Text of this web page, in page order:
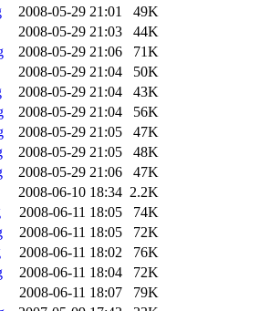
2008-05-29 21:01
49K
2008-05-29 21:03
44K
2008-05-29 21:06
71K
2008-05-29 21:04
50K
2008-05-29 21:04
43K
2008-05-29 21:04
56K
2008-05-29 21:05
47K
2008-05-29 21:05
48K
2008-05-29 21:06
47K
2008-06-10 18:34 2.2K
2008-06-11 18:05
74K
2008-06-11 18:05
72K
2008-06-11 18:02
76K
2008-06-11 18:04
72K
2008-06-11 18:07
79K